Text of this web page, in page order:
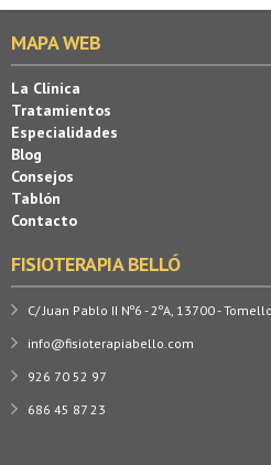
MAPA WEB
La Clínica
Tratamientos
Especialidades
Blog
Consejos
Tablón
Contacto
FISIOTERAPIA BELLÓ
C/ Juan Pablo II Nº6 - 2ºA, 13700 -
info@fisioterapiabello.com
926 70 52 97
686 45 87 23